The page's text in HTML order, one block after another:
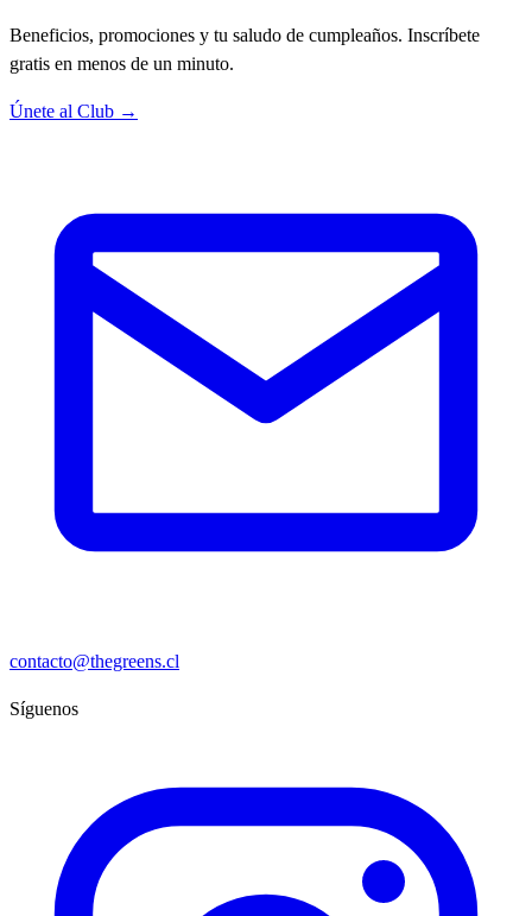
Beneficios, promociones y tu saludo de cumpleaños. Inscríbete
gratis en menos de un minuto.
Únete al Club →
contacto@thegreens.cl
Síguenos